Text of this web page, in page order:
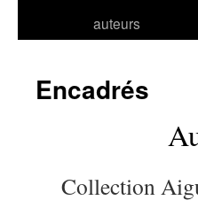
auteurs
Encadrés
Collection